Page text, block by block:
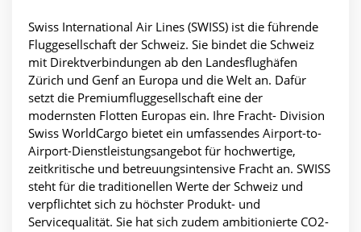
Swiss International Air Lines (SWISS) ist die führende
Fluggesellschaft der Schweiz. Sie bindet die Schweiz
mit Direktverbindungen ab den Landesflughäfen
Zürich und Genf an Europa und die Welt an. Dafür
setzt die Premiumfluggesellschaft eine der
modernsten Flotten Europas ein. Ihre Fracht- Division
Swiss WorldCargo bietet ein umfassendes Airport-to-
Airport-Dienstleistungsangebot für hochwertige,
zeitkritische und betreuungsintensive Fracht an. SWISS
steht für die traditionellen Werte der Schweiz und
verpflichtet sich zu höchster Produkt- und
Servicequalität. Sie hat sich zudem ambitionierte CO2-